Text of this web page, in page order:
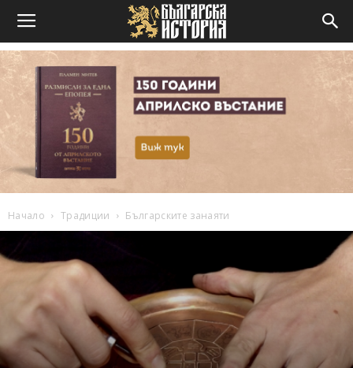
Начало Традиции Българските занаяти